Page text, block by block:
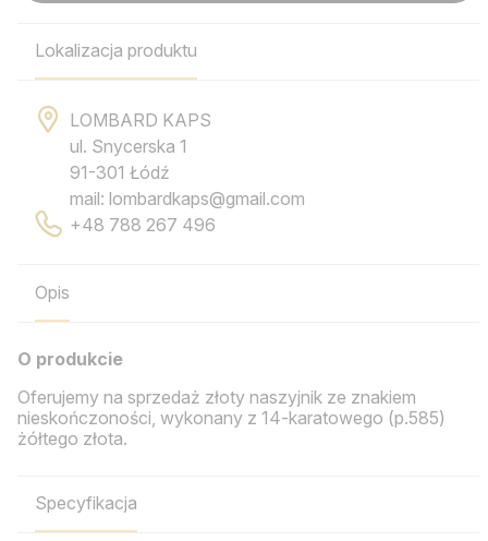
Lokalizacja produktu
LOMBARD KAPS
ul. Snycerska 1
91-301 Łódź
mail: lombardkaps@gmail.com
+48 788 267 496
Opis
O produkcie
Oferujemy na sprzedaż złoty naszyjnik ze znakiem
nieskończoności, wykonany z 14-karatowego (p.585)
żółtego złota.
Specyfikacja